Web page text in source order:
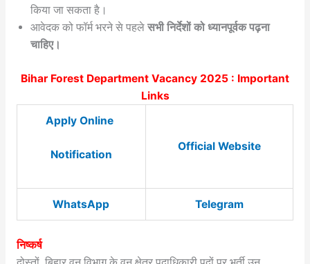
किया जा सकता है।
आवेदक को फॉर्म भरने से पहले सभी निर्देशों को ध्यानपूर्वक पढ़ना
चाहिए।
Bihar Forest Department Vacancy 2025 : Important
Links
Apply Online
Notification
Official Website
WhatsApp Telegram
निष्कर्ष